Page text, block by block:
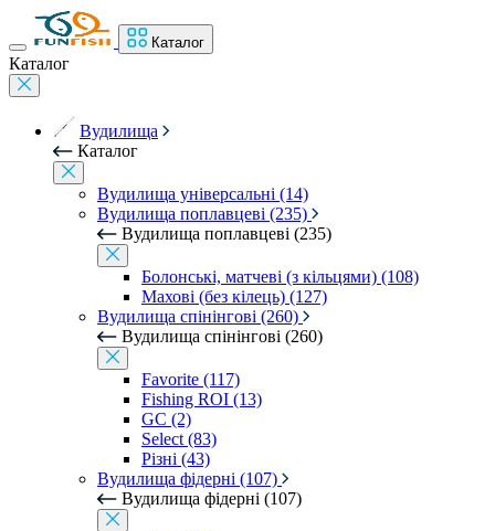
Каталог
Каталог
Вудилища
Каталог
Вудилища універсальні (14)
Вудилища поплавцеві (235)
Вудилища поплавцеві (235)
Болонські, матчеві (з кільцями) (108)
Махові (без кілець) (127)
Вудилища спінінгові (260)
Вудилища спінінгові (260)
Favorite (117)
Fishing ROI (13)
GC (2)
Select (83)
Різні (43)
Вудилища фідерні (107)
Вудилища фідерні (107)